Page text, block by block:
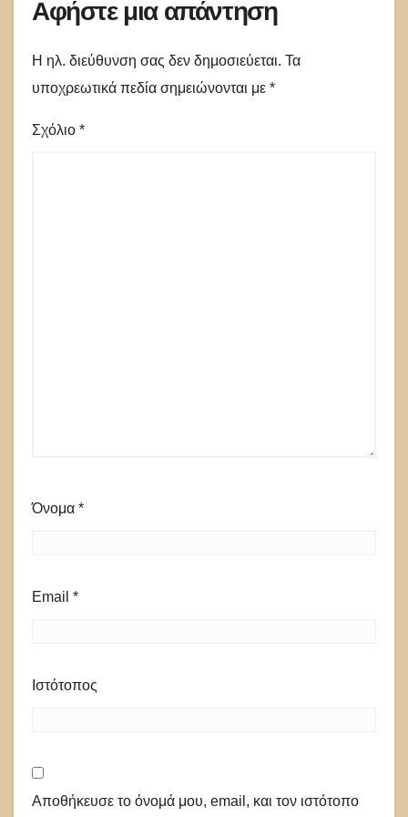
Αφήστε μια απάντηση
Η ηλ. διεύθυνση σας δεν δημοσιεύεται. Τα
υποχρεωτικά πεδία σημειώνονται με *
Σχόλιο *
Όνομα *
Email *
Ιστότοπος
Αποθήκευσε το όνομά μου, email, και τον ιστότοπο